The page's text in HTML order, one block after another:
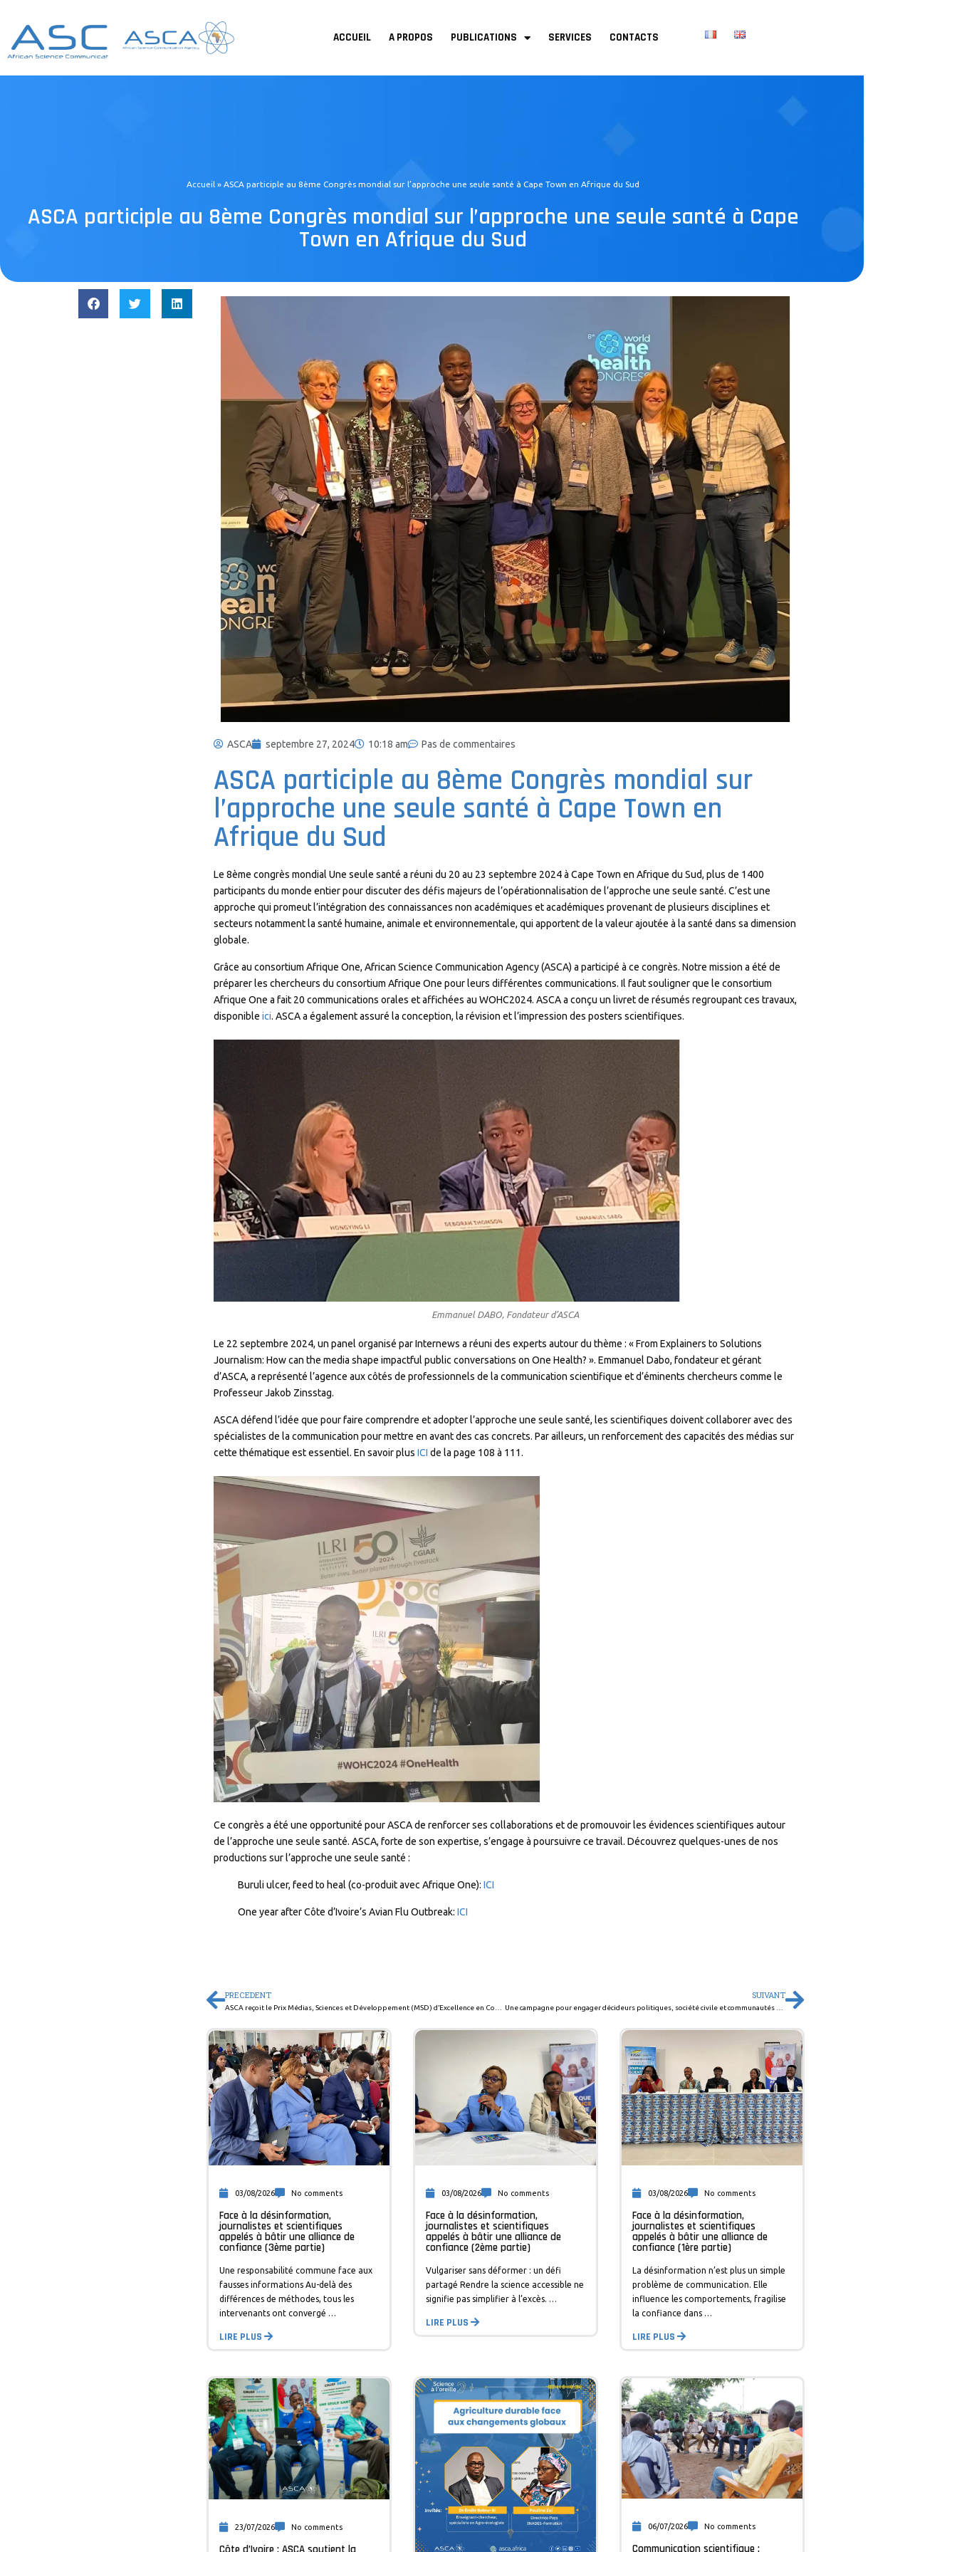
ACCUEIL A PROPOS PUBLICATIONS SERVICES CONTACTS
Accueil » ASCA participle au 8ème Congrès mondial sur l’approche une seule santé à Cape Town en Afrique du Sud
ASCA participle au 8ème Congrès mondial sur l’approche une seule santé à Cape
Town en Afrique du Sud
ASCA septembre 27, 2024 10:18 am Pas de commentaires
ASCA participle au 8ème Congrès mondial sur
l’approche une seule santé à Cape Town en
Afrique du Sud
Le 8ème congrès mondial Une seule santé a réuni du 20 au 23 septembre 2024 à Cape Town en Afrique du Sud, plus de 1400
participants du monde entier pour discuter des défis majeurs de l’opérationnalisation de l’approche une seule santé. C’est une
approche qui promeut l’intégration des connaissances non académiques et académiques provenant de plusieurs disciplines et
secteurs notamment la santé humaine, animale et environnementale, qui apportent de la valeur ajoutée à la santé dans sa dimension
globale.
Grâce au consortium Afrique One, African Science Communication Agency (ASCA) a participé à ce congrès. Notre mission a été de
préparer les chercheurs du consortium Afrique One pour leurs différentes communications. Il faut souligner que le consortium
Afrique One a fait 20 communications orales et affichées au WOHC2024. ASCA a conçu un livret de résumés regroupant ces travaux,
disponible ici. ASCA a également assuré la conception, la révision et l’impression des posters scientifiques.
Emmanuel DABO, Fondateur d’ASCA
Le 22 septembre 2024, un panel organisé par Internews a réuni des experts autour du thème : « From Explainers to Solutions
Journalism: How can the media shape impactful public conversations on One Health? ». Emmanuel Dabo, fondateur et gérant
d’ASCA, a représenté l’agence aux côtés de professionnels de la communication scientifique et d’éminents chercheurs comme le
Professeur Jakob Zinsstag.
ASCA défend l’idée que pour faire comprendre et adopter l’approche une seule santé, les scientifiques doivent collaborer avec des
spécialistes de la communication pour mettre en avant des cas concrets. Par ailleurs, un renforcement des capacités des médias sur
cette thématique est essentiel. En savoir plus ICI de la page 108 à 111.
Ce congrès a été une opportunité pour ASCA de renforcer ses collaborations et de promouvoir les évidences scientifiques autour
de l’approche une seule santé. ASCA, forte de son expertise, s’engage à poursuivre ce travail. Découvrez quelques-unes de nos
productions sur l’approche une seule santé :
Buruli ulcer, feed to heal (co-produit avec Afrique One): ICI
One year after Côte d’Ivoire’s Avian Flu Outbreak: ICI
PRECEDENT SUIVANT
03/08/2026 No comments
Face à la désinformation,
journalistes et scientifiques
appelés à bâtir une alliance de
confiance (3ème partie)
Une responsabilité commune face aux
fausses informations Au-delà des
différences de méthodes, tous les
intervenants ont convergé …
LIRE PLUS
03/08/2026 No comments
Face à la désinformation,
journalistes et scientifiques
appelés à bâtir une alliance de
confiance (2ème partie)
Vulgariser sans déformer : un défi
partagé Rendre la science accessible ne
signifie pas simplifier à l’excès. …
LIRE PLUS
03/08/2026 No comments
Face à la désinformation,
journalistes et scientifiques
appelés à bâtir une alliance de
confiance (1ère partie)
La désinformation n’est plus un simple
problème de communication. Elle
influence les comportements, fragilise
la confiance dans …
LIRE PLUS
23/07/2026 No comments 06/07/2026 No comments
Communication scientifique :